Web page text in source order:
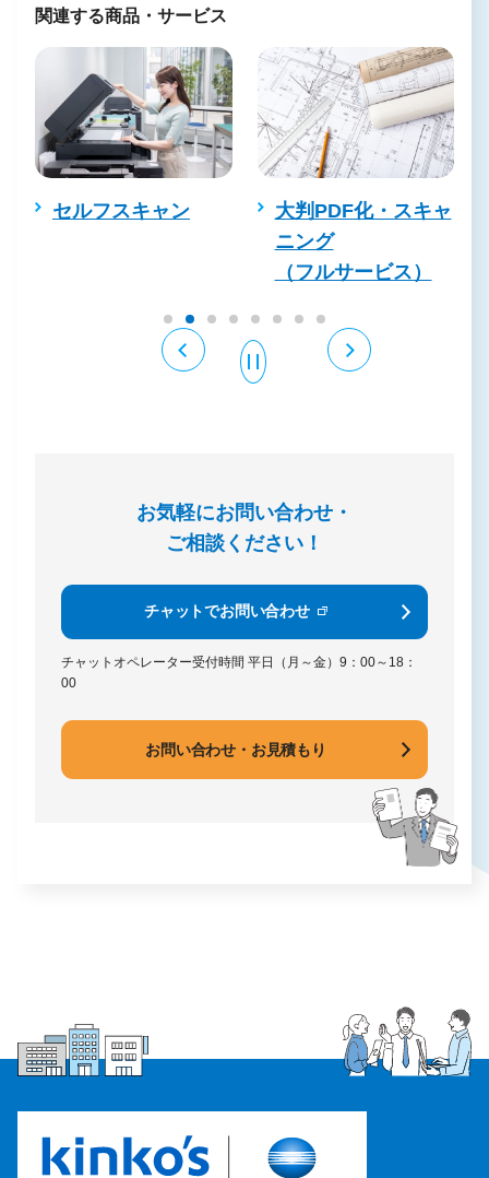
関連する商品・サービス
セルフスキャン
大判PDF化・スキャ
ニング
（フルサービス）
お気軽にお問い合わせ・
ご相談ください！
チャットでお問い合わせ
チャットオペレーター受付時間 平日（月～金）9：00～18：
00
お問い合わせ・お見積もり